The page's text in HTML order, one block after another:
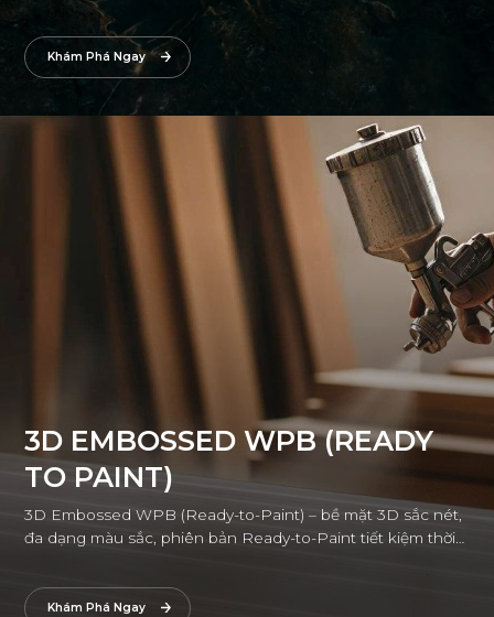
Khám Phá Ngay
3D EMBOSSED WPB (READY
TO PAINT)
3D Embossed WPB (Ready-to-Paint) – bề mặt 3D sắc nét,
đa dạng màu sắc, phiên bản Ready-to-Paint tiết kiệm thời
Khám Phá Ngay